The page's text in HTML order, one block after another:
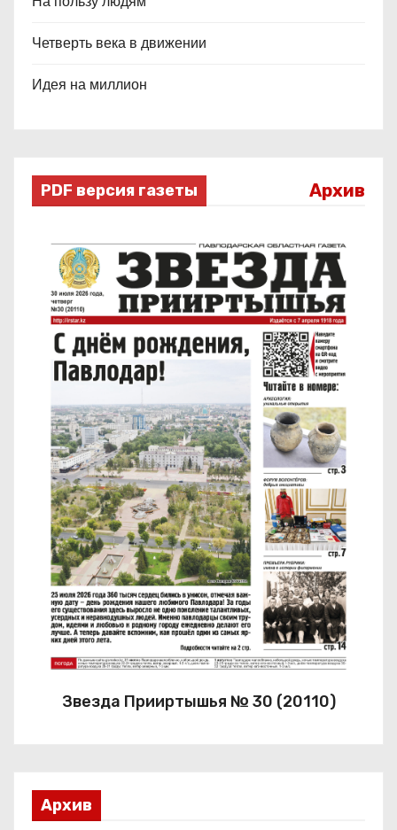
Четверть века в движении
Идея на миллион
PDF версия газеты Архив
Звезда Прииртышья № 30 (20110)
Архив